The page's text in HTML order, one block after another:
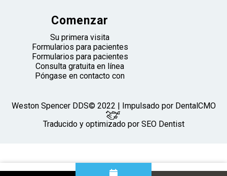
Comenzar
Su primera visita
Formularios para pacientes
Formularios para pacientes
Consulta gratuita en línea
Póngase en contacto con
Weston Spencer DDS© 2022 | Impulsado por DentalCMO
Traducido y optimizado por SEO Dentist